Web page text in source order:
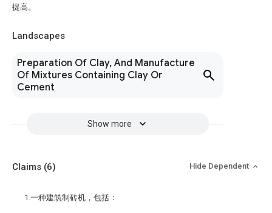
提高。
Landscapes
Preparation Of Clay, And Manufacture
Of Mixtures Containing Clay Or
Cement
Show more
Claims (6) Hide Dependent
1.一种建筑制砖机，包括：